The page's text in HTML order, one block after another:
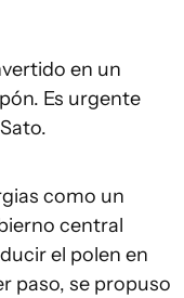
en un
Es urgente
como un
central
el polen en
paso, se propuso